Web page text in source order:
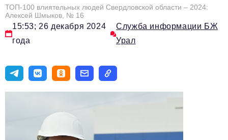
Новости
Импортозамещение
ИННОПРОМ
Топ-100 влиятельных людей Свердловской области
ТОП-100 влиятельных людей — 2025
ТОП-100 влиятельных людей Свердловской области – 2024:
Алексей Шмыков, № 16
15:53; 26 декабря 2024
года
Служба информации БЖ
Урал